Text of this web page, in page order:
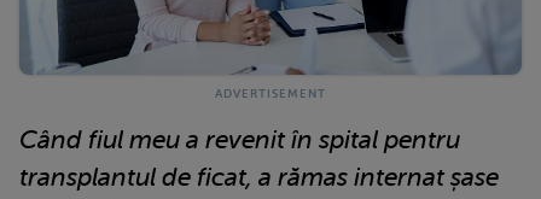
Când fiul meu a revenit în spital pentru
transplantul de ficat, a rămas internat șase